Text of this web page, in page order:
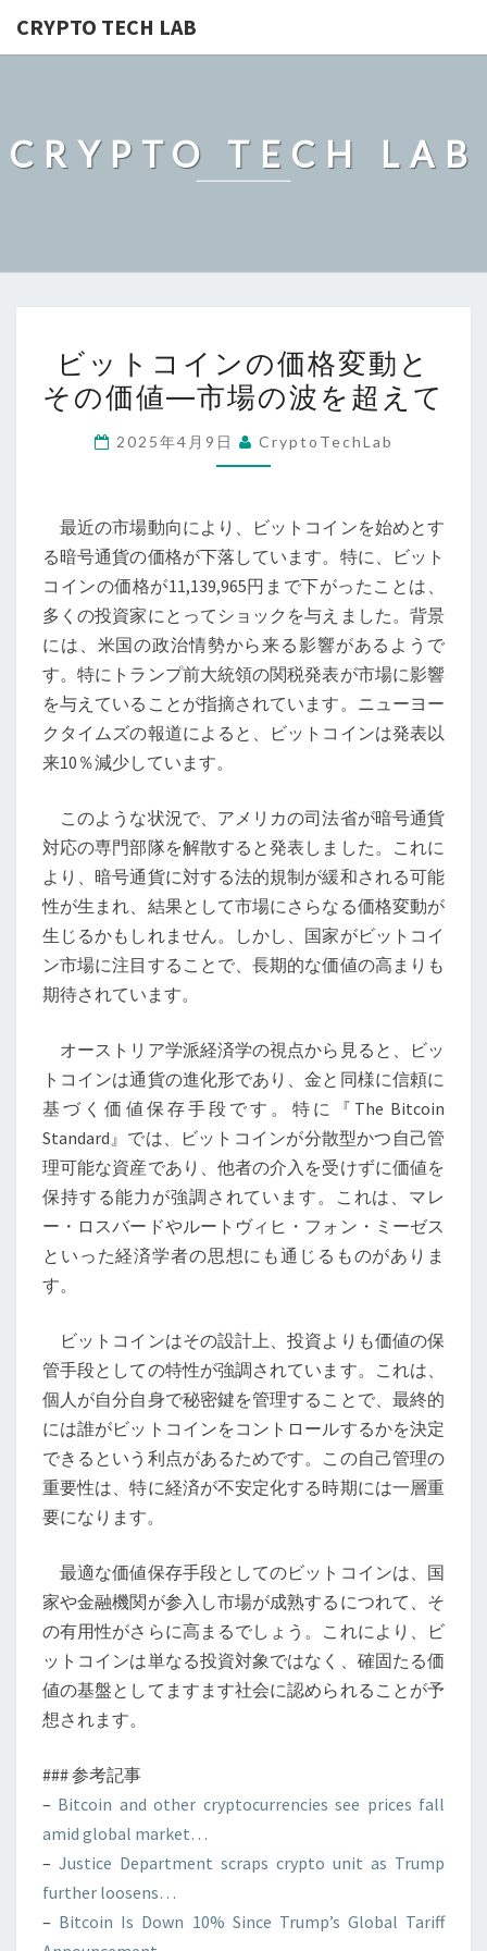
CRYPTO TECH LAB
CRYPTO TECH LAB
ッ
ト
イ
格
そ
の
―
市
場
の
波
を
て
ビットコインの価格変動と
その価値―市場の波を超えて
2025年4月9日 CryptoTechLab
最近の市場動向により、ビットコインを始めとす
る暗号通貨の価格が下落しています。特に、ビット
コインの価格が11,139,965円まで下がったことは、
多くの投資家にとってショックを与えました。背景
には、米国の政治情勢から来る影響があるようで
す。特にトランプ前大統領の関税発表が市場に影響
を与えていることが指摘されています。ニューヨー
クタイムズの報道によると、ビットコインは発表以
来10％減少しています。
このような状況で、アメリカの司法省が暗号通貨
対応の専門部隊を解散すると発表しました。これに
より、暗号通貨に対する法的規制が緩和される可能
性が生まれ、結果として市場にさらなる価格変動が
生じるかもしれません。しかし、国家がビットコイ
ン市場に注目することで、長期的な価値の高まりも
期待されています。
オーストリア学派経済学の視点から見ると、ビッ
トコインは通貨の進化形であり、金と同様に信頼に
基づく価値保存手段です。特に『The Bitcoin
Standard』では、ビットコインが分散型かつ自己管
理可能な資産であり、他者の介入を受けずに価値を
保持する能力が強調されています。これは、マレ
ー・ロスバードやルートヴィヒ・フォン・ミーゼス
といった経済学者の思想にも通じるものがありま
す。
ビットコインはその設計上、投資よりも価値の保
管手段としての特性が強調されています。これは、
個人が自分自身で秘密鍵を管理することで、最終的
には誰がビットコインをコントロールするかを決定
できるという利点があるためです。この自己管理の
重要性は、特に経済が不安定化する時期には一層重
要になります。
最適な価値保存手段としてのビットコインは、国
家や金融機関が参入し市場が成熟するにつれて、そ
の有用性がさらに高まるでしょう。これにより、ビ
ットコインは単なる投資対象ではなく、確固たる価
値の基盤としてますます社会に認められることが予
想されます。
### 参考記事
– Bitcoin and other cryptocurrencies see prices fall
amid global market…
– Justice Department scraps crypto unit as Trump
further loosens…
– Bitcoin Is Down 10% Since Trump’s Global Tariff